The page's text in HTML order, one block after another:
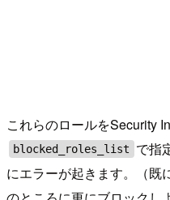
これらのロールをSecurity
blocked_roles_list
で指
にエラーが起きます。（既